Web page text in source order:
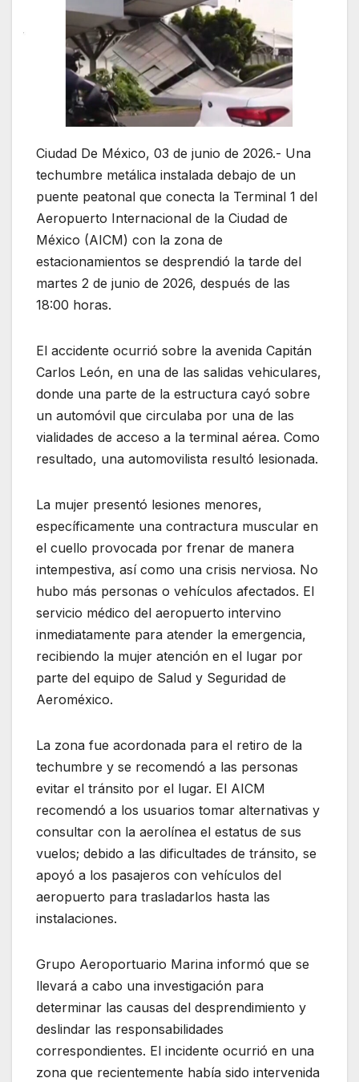
Ciudad De México, 03 de junio de 2026.- Una
techumbre metálica instalada debajo de un
puente peatonal que conecta la Terminal 1 del
Aeropuerto Internacional de la Ciudad de
México (AICM) con la zona de
estacionamientos se desprendió la tarde del
martes 2 de junio de 2026, después de las
18:00 horas.
El accidente ocurrió sobre la avenida Capitán
Carlos León, en una de las salidas vehiculares,
donde una parte de la estructura cayó sobre
un automóvil que circulaba por una de las
vialidades de acceso a la terminal aérea. Como
resultado, una automovilista resultó lesionada.
La mujer presentó lesiones menores,
específicamente una contractura muscular en
el cuello provocada por frenar de manera
intempestiva, así como una crisis nerviosa. No
hubo más personas o vehículos afectados. El
servicio médico del aeropuerto intervino
inmediatamente para atender la emergencia,
recibiendo la mujer atención en el lugar por
parte del equipo de Salud y Seguridad de
Aeroméxico.
La zona fue acordonada para el retiro de la
techumbre y se recomendó a las personas
evitar el tránsito por el lugar. El AICM
recomendó a los usuarios tomar alternativas y
consultar con la aerolínea el estatus de sus
vuelos; debido a las dificultades de tránsito, se
apoyó a los pasajeros con vehículos del
aeropuerto para trasladarlos hasta las
instalaciones.
Grupo Aeroportuario Marina informó que se
llevará a cabo una investigación para
determinar las causas del desprendimiento y
deslindar las responsabilidades
correspondientes. El incidente ocurrió en una
zona que recientemente había sido intervenida